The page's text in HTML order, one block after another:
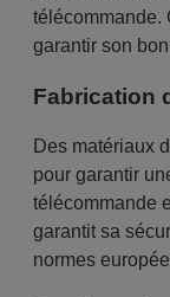
télécommande.
garantir son
Fabrication
Des matériaux
pour garantir
télécommande
garantit sa
normes